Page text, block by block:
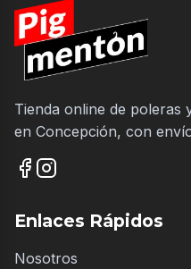
Tienda online de poleras
en Concepción, con
Enlaces Rápidos
Nosotros